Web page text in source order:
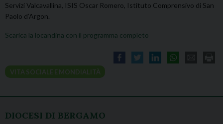
Servizi Valcavallina, ISIS Oscar Romero, Istituto Comprensivo di San
Paolo d’Argon.
Scarica la locandina con il programma completo
VITA SOCIALE E MONDIALITÀ
DIOCESI DI BERGAMO